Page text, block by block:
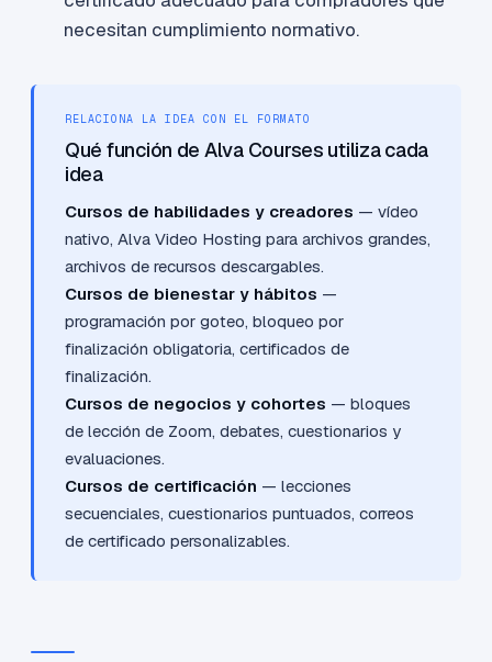
necesitan cumplimiento normativo.
RELACIONA LA IDEA CON EL FORMATO
Qué función de Alva Courses utiliza cada
idea
Cursos de habilidades y creadores — vídeo
nativo, Alva Video Hosting para archivos grandes,
archivos de recursos descargables.
Cursos de bienestar y hábitos —
programación por goteo, bloqueo por
finalización obligatoria, certificados de
finalización.
Cursos de negocios y cohortes — bloques
de lección de Zoom, debates, cuestionarios y
evaluaciones.
Cursos de certificación — lecciones
secuenciales, cuestionarios puntuados, correos
de certificado personalizables.